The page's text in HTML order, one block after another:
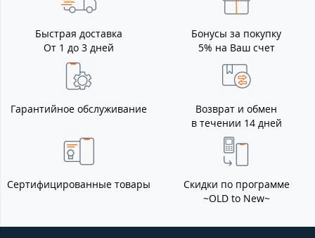
Быстрая доставка
От 1 до 3 дней
Бонусы за покупку
5% на Ваш счет
Гарантийное обслуживание
Возврат и обмен
в течении 14 дней
Сертифицированные товары
Скидки по программе
~OLD to New~